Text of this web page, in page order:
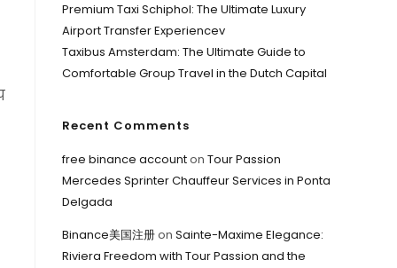
Premium Taxi Schiphol: The Ultimate Luxury
Airport Transfer Experiencev
Taxibus Amsterdam: The Ultimate Guide to
Comfortable Group Travel in the Dutch Capital
Recent Comments
free binance accounton Tour Passion
Mercedes Sprinter Chauffeur Services in Ponta
Delgada
Binance美国注册on Sainte-Maxime Elegance:
Riviera Freedom with Tour Passion and the